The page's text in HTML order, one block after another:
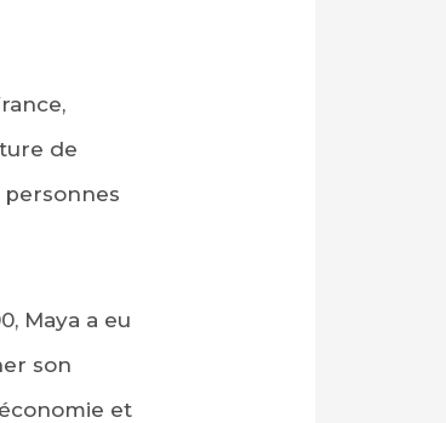
de
personnes
Maya a eu
son
et